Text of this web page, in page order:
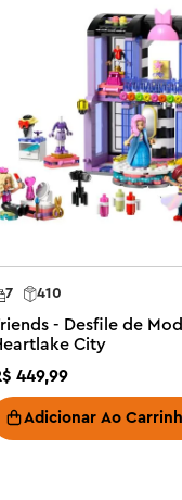
Friends, onde há
representam
LEGO® Friends
com 2
amizade da festa de
Friends Nova e
microfones,
410
7
- Desfile de
City
449,99
Adicionar Ao